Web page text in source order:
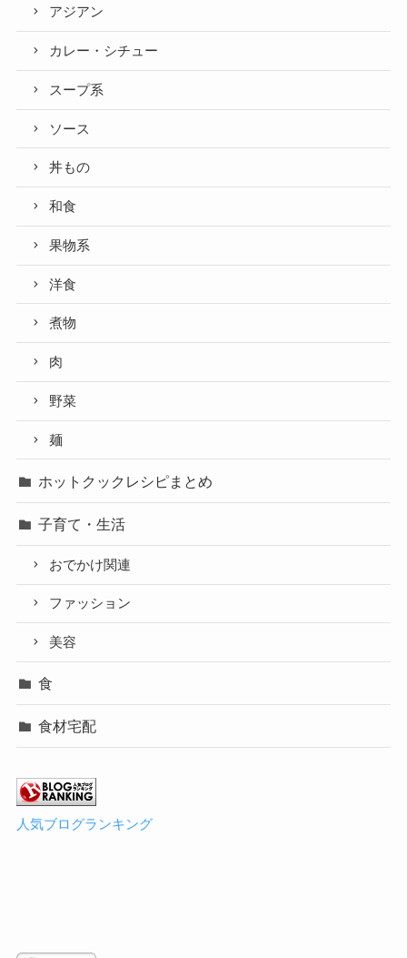
アジアン
カレー・シチュー
スープ系
ソース
丼もの
和食
果物系
洋食
煮物
肉
野菜
麺
ホットクックレシピまとめ
子育て・生活
おでかけ関連
ファッション
美容
食
食材宅配
人気ブログランキング